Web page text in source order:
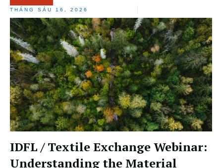
THÁNG SÁU 16, 2026
IDFL / Textile Exchange Webinar:
Understanding the Material